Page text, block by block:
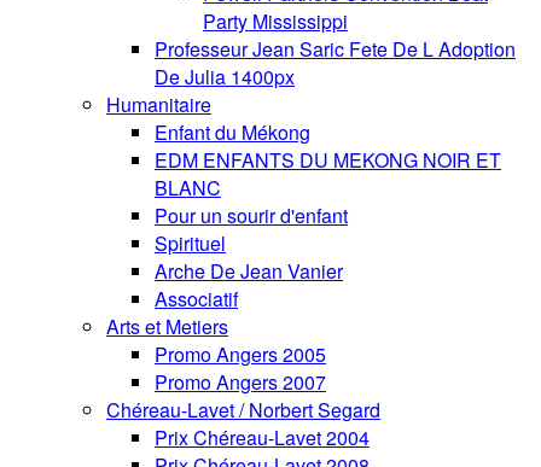
Party Mississippi
Professeur Jean Saric Fete De L Adoption
De Julia 1400px
Humanitaire
Enfant du Mékong
EDM ENFANTS DU MEKONG NOIR ET
BLANC
Pour un sourir d'enfant
Spirituel
Arche De Jean Vanier
Associatif
Arts et Metiers
Promo Angers 2005
Promo Angers 2007
Chéreau-Lavet / Norbert Segard
Prix Chéreau-Lavet 2004